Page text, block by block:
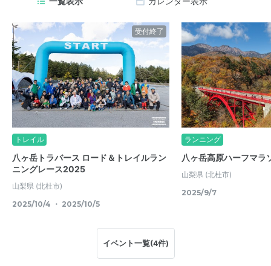
受付終了
トレイル
八ヶ岳トラバース ロード＆トレイルラン
ニングレース2025
山梨県 (北杜市)
2025/10/4 ・ 2025/10/5
ランニング
八ヶ岳高原ハーフマラ
山梨県 (北杜市)
2025/9/7
イベント一覧(4件)